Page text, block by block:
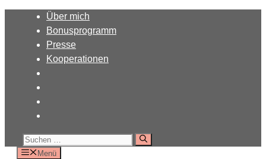
springen
Über mich
Bonusprogramm
Presse
Kooperationen
Suchen
nach:Menü